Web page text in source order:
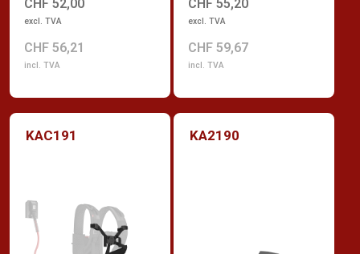
CHF 52,00
excl. TVA
CHF 56,21
incl. TVA
CHF 55,20
excl. TVA
CHF 59,67
incl. TVA
KAC191 KA2190